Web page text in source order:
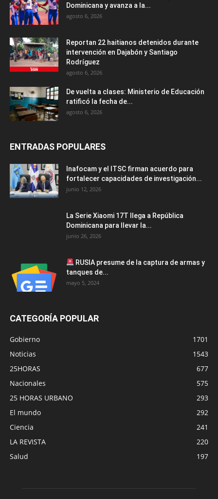
Dominicana y avanza a la...
agosto 6, 2026
Reportan 22 haitianos detenidos durante
intervención en Dajabón y Santiago
Rodríguez
agosto 6, 2026
De vuelta a clases: Ministerio de Educación
ratificó la fecha de...
agosto 6, 2026
ENTRADAS POPULARES
Inafocam y el ITSC firman acuerdo para
fortalecer capacidades de investigación...
junio 12, 2026
La Serie Xiaomi 17T llega a República
Dominicana para llevar la...
junio 26, 2026
RUSIA presume de la captura de armas y
tanques de...
mayo 5, 2024
CATEGORÍA POPULAR
Gobierno
1701
Noticias
1543
25HORAS
677
Nacionales
575
25 HORAS URBANO
293
El mundo
292
Ciencia
241
LA REVISTA
220
Salud
197